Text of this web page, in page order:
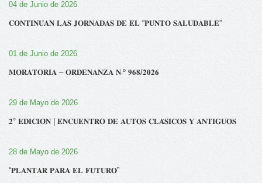
04 de Junio de 2026
𝐂𝐎𝐍𝐓𝐈𝐍𝐔́𝐀𝐍 𝐋𝐀𝐒 𝐉𝐎𝐑𝐍𝐀𝐃𝐀𝐒 𝐃𝐄 𝐄𝐋 “𝐏𝐔𝐍𝐓𝐎 𝐒𝐀𝐋𝐔𝐃𝐀𝐁𝐋𝐄”
01 de Junio de 2026
𝐌𝐎𝐑𝐀𝐓𝐎𝐑𝐈𝐀 – 𝐎𝐑𝐃𝐄𝐍𝐀𝐍𝐙𝐀 𝐍‧º 𝟗𝟔𝟖/𝟐𝟎𝟐𝟔
29 de Mayo de 2026
𝟐° 𝐄𝐃𝐈𝐂𝐈𝐎́𝐍 | 𝐄𝐍𝐂𝐔𝐄𝐍𝐓𝐑𝐎 𝐃𝐄 𝐀𝐔𝐓𝐎𝐒 𝐂𝐋𝐀́𝐒𝐈𝐂𝐎𝐒 𝐘 𝐀𝐍𝐓𝐈𝐆𝐔𝐎𝐒
28 de Mayo de 2026
“𝐏𝐋𝐀𝐍𝐓𝐀𝐑 𝐏𝐀𝐑𝐀 𝐄𝐋 𝐅𝐔𝐓𝐔𝐑𝐎”